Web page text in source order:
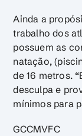
Ainda a
trabalho dos
possuem as
natação,
de 16 metros.
desculpa e
mínimos para
GCCMVFC